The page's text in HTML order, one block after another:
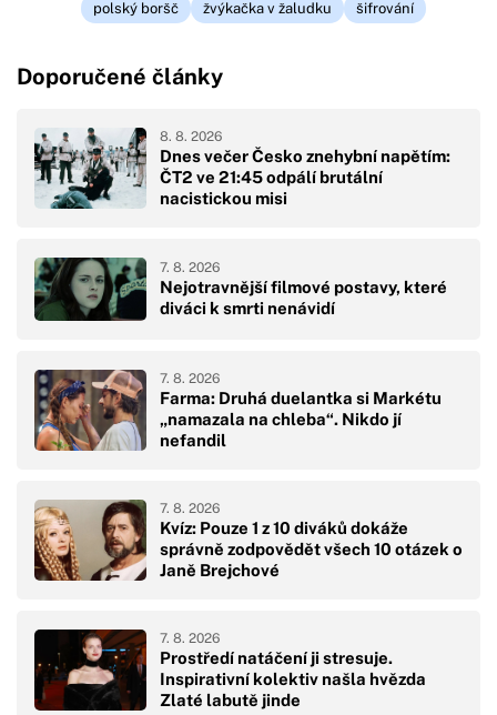
polský boršč
žvýkačka v žaludku šifrování
Doporučené články
Dnes večer Česko znehybní napětím:
ČT2 ve 21:45 odpálí brutální
nacistickou misi
8. 8. 2026
Nejotravnější filmové postavy, které
diváci k smrti nenávidí
7. 8. 2026
Farma: Druhá duelantka si Markétu
„namazala na chleba“. Nikdo jí
nefandil
7. 8. 2026
Kvíz: Pouze 1 z 10 diváků dokáže
správně zodpovědět všech 10 otázek o
Janě Brejchové
7. 8. 2026
Prostředí natáčení ji stresuje.
Inspirativní kolektiv našla hvězda
Zlaté labutě jinde
7. 8. 2026